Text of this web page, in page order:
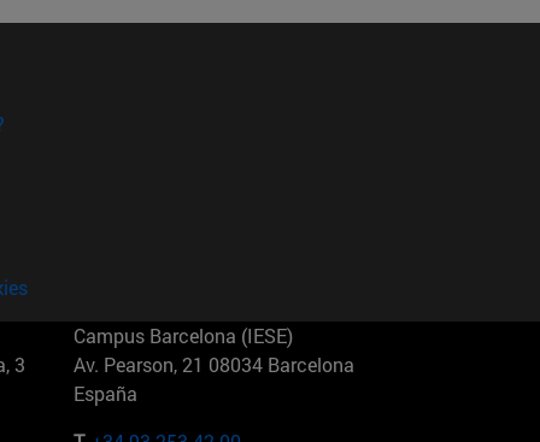
3
Campus Barcelona (IESE)
Av. Pearson, 21 08034 Barcelona
España